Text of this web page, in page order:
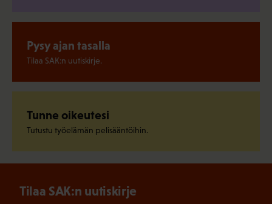
Pysy ajan tasalla
Tilaa SAK:n uutiskirje.
Tunne oikeutesi
Tutustu työelämän pelisääntöihin.
Tilaa SAK:n uutiskirje